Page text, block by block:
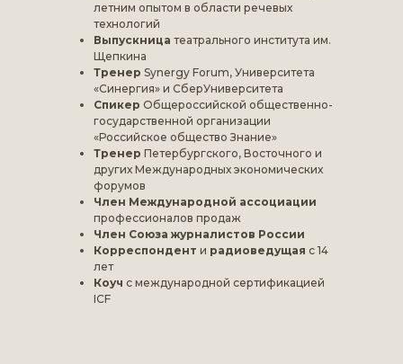
летним опытом в области речевых
технологий
Выпускница театрального института им.
Щепкина
Тренер Synergy Forum, Университета
«Синергия» и СберУниверситета
Спикер Общероссийской общественно-
государственной организации
«Российское общество Знание»
Тренер Петербургского, Восточного и
других Международных экономических
форумов
Член Международной ассоциации
профессионалов продаж
Член Союза журналистов России
Корреспондент и радиоведущая с 14
лет
Коуч с международной сертификацией
ICF